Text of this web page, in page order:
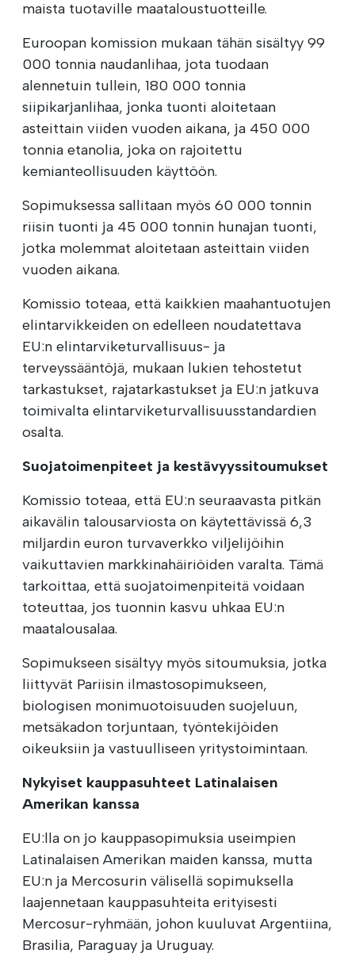
maista tuotaville maataloustuotteille.
Euroopan komission mukaan tähän sisältyy 99
000 tonnia naudanlihaa, jota tuodaan
alennetuin tullein, 180 000 tonnia
siipikarjanlihaa, jonka tuonti aloitetaan
asteittain viiden vuoden aikana, ja 450 000
tonnia etanolia, joka on rajoitettu
kemianteollisuuden käyttöön.
Sopimuksessa sallitaan myös 60 000 tonnin
riisin tuonti ja 45 000 tonnin hunajan tuonti,
jotka molemmat aloitetaan asteittain viiden
vuoden aikana.
Komissio toteaa, että kaikkien maahantuotujen
elintarvikkeiden on edelleen noudatettava
EU:n elintarviketurvallisuus- ja
terveyssääntöjä, mukaan lukien tehostetut
tarkastukset, rajatarkastukset ja EU:n jatkuva
toimivalta elintarviketurvallisuusstandardien
osalta.
Suojatoimenpiteet ja kestävyyssitoumukset
Komissio toteaa, että EU:n seuraavasta pitkän
aikavälin talousarviosta on käytettävissä 6,3
miljardin euron turvaverkko viljelijöihin
vaikuttavien markkinahäiriöiden varalta. Tämä
tarkoittaa, että suojatoimenpiteitä voidaan
toteuttaa, jos tuonnin kasvu uhkaa EU:n
maatalousalaa.
Sopimukseen sisältyy myös sitoumuksia, jotka
liittyvät Pariisin ilmastosopimukseen,
biologisen monimuotoisuuden suojeluun,
metsäkadon torjuntaan, työntekijöiden
oikeuksiin ja vastuulliseen yritystoimintaan.
Nykyiset kauppasuhteet Latinalaisen
Amerikan kanssa
EU:lla on jo kauppasopimuksia useimpien
Latinalaisen Amerikan maiden kanssa, mutta
EU:n ja Mercosurin välisellä sopimuksella
laajennetaan kauppasuhteita erityisesti
Mercosur-ryhmään, johon kuuluvat Argentiina,
Brasilia, Paraguay ja Uruguay.